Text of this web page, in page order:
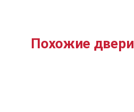
Похожие двери